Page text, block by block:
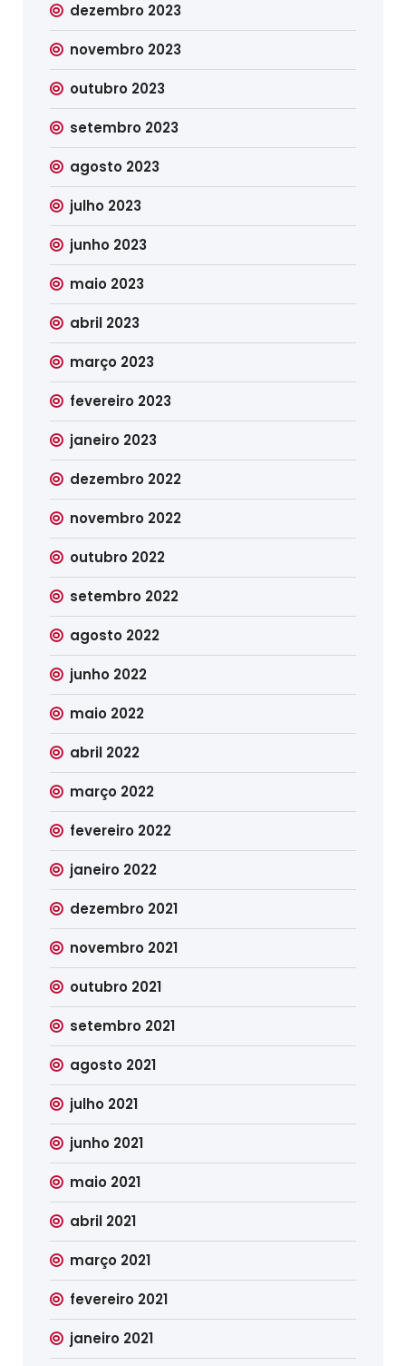
dezembro 2023
novembro 2023
outubro 2023
setembro 2023
agosto 2023
julho 2023
junho 2023
maio 2023
abril 2023
março 2023
fevereiro 2023
janeiro 2023
dezembro 2022
novembro 2022
outubro 2022
setembro 2022
agosto 2022
junho 2022
maio 2022
abril 2022
março 2022
fevereiro 2022
janeiro 2022
dezembro 2021
novembro 2021
outubro 2021
setembro 2021
agosto 2021
julho 2021
junho 2021
maio 2021
abril 2021
março 2021
fevereiro 2021
janeiro 2021